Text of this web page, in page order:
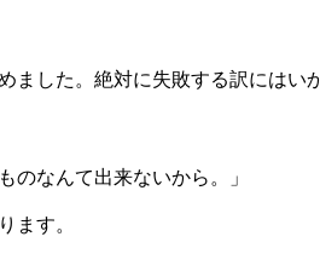
ました。絶対に失敗する訳にはい
のなんて出来ないから。」
ます。